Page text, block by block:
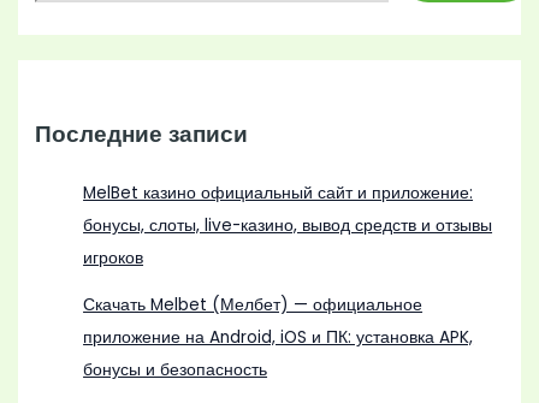
Последние записи
MelBet казино официальный сайт и приложение:
бонусы, слоты, live-казино, вывод средств и отзывы
игроков
Скачать Melbet (Мелбет) — официальное
приложение на Android, iOS и ПК: установка APK,
бонусы и безопасность